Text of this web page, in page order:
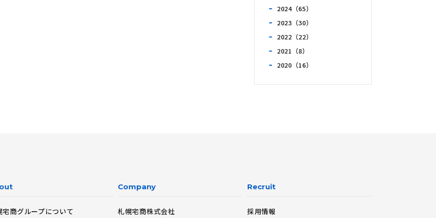
2024（65）
2023（30）
2022（22）
2021（8）
2020（16）
宅商グループについて
Company
札幌宅商株式会社
Recruit
採用情報